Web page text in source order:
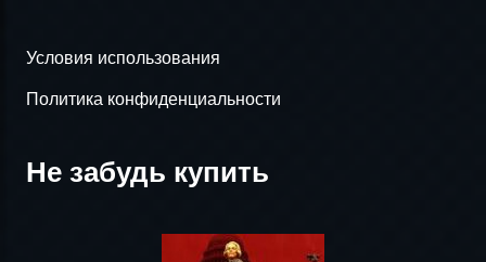
Условия использования
Политика конфиденциальности
Не забудь купить